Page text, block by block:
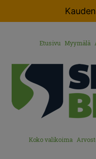
Etusivu Myymälä
Koko valikoima